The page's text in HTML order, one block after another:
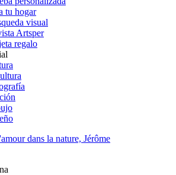
tu hogar
visual
Artsper
regalo